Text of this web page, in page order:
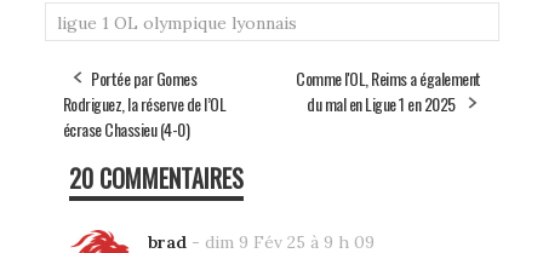
ligue 1 OL olympique lyonnais
Portée par Gomes
Rodriguez, la réserve de l’OL
écrase Chassieu (4-0)
Comme l'OL, Reims a également
du mal en Ligue 1 en 2025
20 COMMENTAIRES
brad - dim 9 Fév 25 à 9 h 09